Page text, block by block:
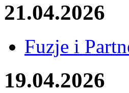
21.04.2026
Fuzje i
19.04.2026